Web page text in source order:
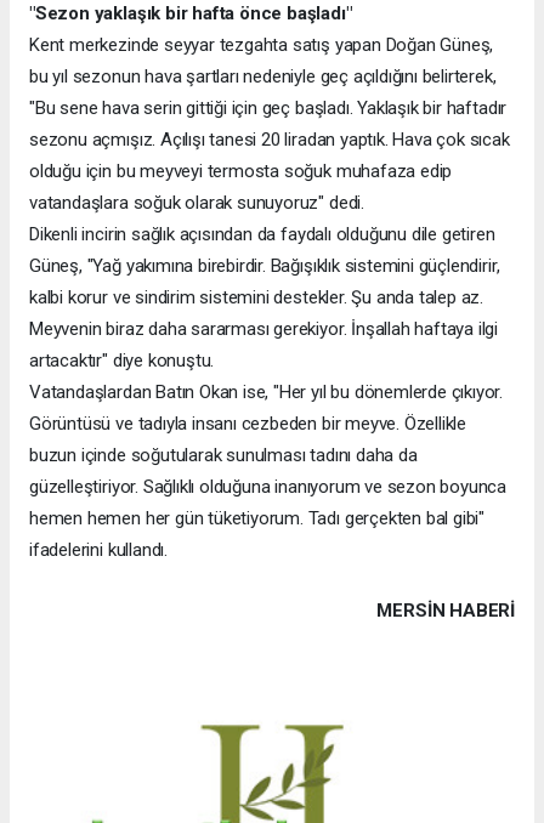
"Sezon yaklaşık bir hafta önce başladı"
Kent merkezinde seyyar tezgahta satış yapan Doğan Güneş,
bu yıl sezonun hava şartları nedeniyle geç açıldığını belirterek,
"Bu sene hava serin gittiği için geç başladı. Yaklaşık bir haftadır
sezonu açmışız. Açılışı tanesi 20 liradan yaptık. Hava çok sıcak
olduğu için bu meyveyi termosta soğuk muhafaza edip
vatandaşlara soğuk olarak sunuyoruz" dedi.
Dikenli incirin sağlık açısından da faydalı olduğunu dile getiren
Güneş, "Yağ yakımına birebirdir. Bağışıklık sistemini güçlendirir,
kalbi korur ve sindirim sistemini destekler. Şu anda talep az.
Meyvenin biraz daha sararması gerekiyor. İnşallah haftaya ilgi
artacaktır" diye konuştu.
Vatandaşlardan Batın Okan ise, "Her yıl bu dönemlerde çıkıyor.
Görüntüsü ve tadıyla insanı cezbeden bir meyve. Özellikle
buzun içinde soğutularak sunulması tadını daha da
güzelleştiriyor. Sağlıklı olduğuna inanıyorum ve sezon boyunca
hemen hemen her gün tüketiyorum. Tadı gerçekten bal gibi"
ifadelerini kullandı.
MERSIN HABERİ